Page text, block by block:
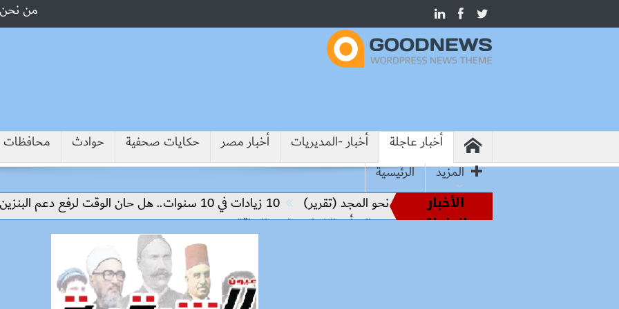
من نحن
أخبار عاجلة أخبار -المديريات أخبار مصر حكايات صحفية حوادث محافظات
المزيد
الرئيسية
الأخبار
العاجلة
الفراعنة.. كواليس رحلة حسام حسن نحو المجد (تقرير) 10 زيادات في 10 سنوات.. هل حان الوقت لرفع دعم البنزين نهائيا؟
فعالياتها التوعوية لدعم الأسرة وتمكين المرأة والشباب وذوي الإعاقة